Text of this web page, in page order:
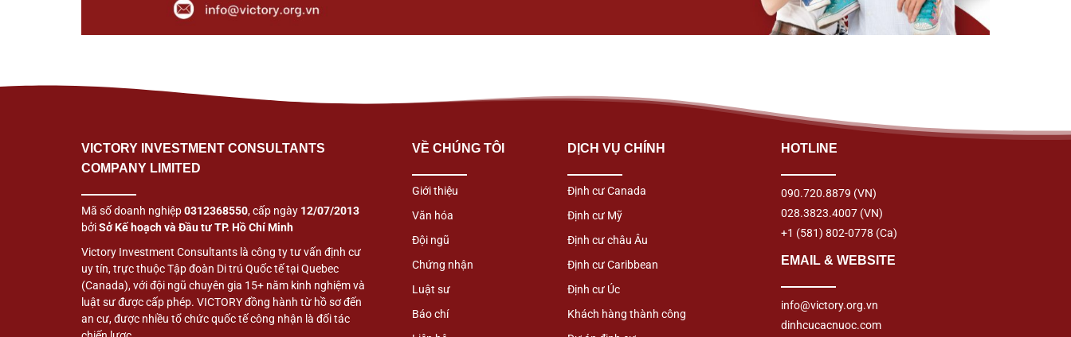
VICTORY INVESTMENT CONSULTANTS
COMPANY LIMITED
Mã số doanh nghiệp0312368550, cấp ngày 12/07/2013
bởiSở Kế hoạch và Đầu tư TP. Hồ Chí Minh
Victory Investment Consultants là công ty tư vấn định cư
uy tín, trực thuộc Tập đoàn Di trú Quốc tế tại Quebec
(Canada), với đội ngũ chuyên gia 15+ năm kinh nghiệm và
luật sư được cấp phép. VICTORY đồng hành từ hồ sơ đến
an cư, được nhiều tổ chức quốc tế công nhận là đối tác
VỀ CHÚNG TÔI
Giới thiệu
Văn hóa
Đội ngũ
Chứng nhận
Luật sư
Báo chí
DỊCH VỤ CHÍNH
Định cư Canada
Định cư Mỹ
Định cư châu Âu
Định cư Caribbean
Định cư Úc
Khách hàng thành công
HOTLINE
090.720.8879 (VN)
028.3823.4007(VN)
+1 (581) 802-0778 (Ca)
EMAIL & WEBSITE
info@victory.org.vn
dinhcucacnuoc.com